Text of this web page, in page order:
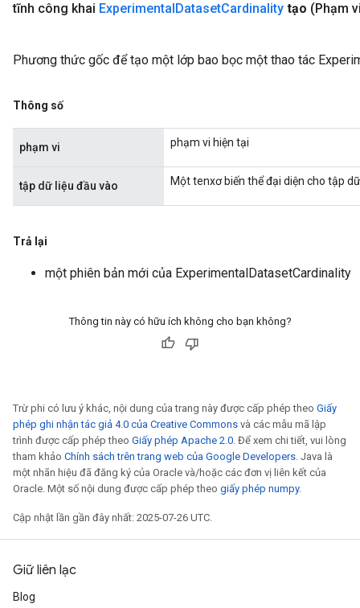
tĩnh công khai ExperimentalDatasetCardinality tạo (Phạm
Phương thức gốc để tạo một lớp bao bọc một thao tác
Thông số
phạm vi phạm vi hiện tại
tập dữ liệu đầu vào Một tenxơ biến thể đại diện cho tập
Trả lại
một phiên bản mới của ExperimentalDatasetCardinality
Thông tin này có hữu ích không cho bạn không?
Trừ phi có lưu ý khác, nội dung của trang này được cấp phép theo Giấy
phép ghi nhận tác giả 4.0 của Creative Commons và các mẫu mã lập
trình được cấp phép theo Giấy phép Apache 2.0. Để xem chi tiết, vui lòng
tham khảo Chính sách trên trang web của Google Developers. Java là
một nhãn hiệu đã đăng ký của Oracle và/hoặc các đơn vị liên kết của
Oracle. Một số nội dung được cấp phép theo giấy phép numpy.
Cập nhật lần gần đây nhất: 2025-07-26 UTC.
Giữ liên lạc
Blog